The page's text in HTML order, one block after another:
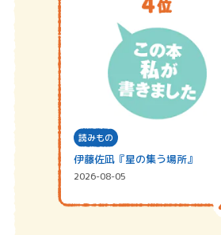
読みもの
伊藤佐凪『星の集う場所』
2026-08-05